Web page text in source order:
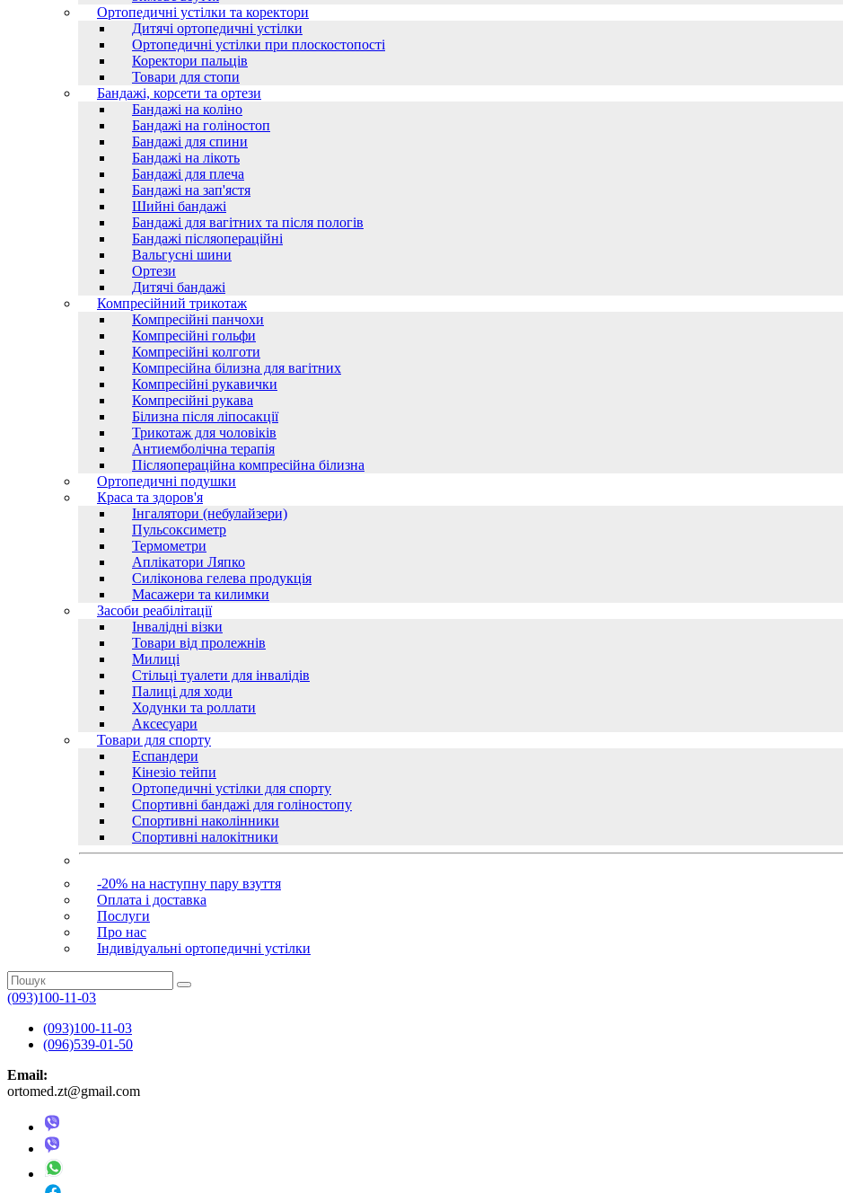
Ортопедичні устілки та коректори
Дитячі ортопедичні устілки
Ортопедичні устілки при плоскостопості
Коректори пальців
Товари для стопи
Бандажі, корсети та ортези
Бандажі на коліно
Бандажі на голіностоп
Бандажі для спини
Бандажі на лікоть
Бандажі для плеча
Бандажі на зап'ястя
Шийні бандажі
Бандажі для вагітних та після пологів
Бандажі післяопераційні
Вальгусні шини
Ортези
Дитячі бандажі
Компресійний трикотаж
Компресійні панчохи
Компресійні гольфи
Компресійні колготи
Компресійна білизна для вагітних
Компресійні рукавички
Компресійні рукава
Білизна після ліпосакції
Трикотаж для чоловіків
Антиемболічна терапія
Післяопераційна компресійна білизна
Ортопедичні подушки
Краса та здоров'я
Інгалятори (небулайзери)
Пульсоксиметр
Термометри
Аплікатори Ляпко
Силіконова гелева продукція
Масажери та килимки
Засоби реабілітації
Інвалідні візки
Товари від пролежнів
Милиці
Стільці туалети для інвалідів
Палиці для ходи
Ходунки та роллати
Аксесуари
Товари для спорту
Еспандери
Кінезіо тейпи
Ортопедичні устілки для спорту
Спортивні бандажі для голіностопу
Спортивні наколінники
Спортивні налокітники
-20% на наступну пару взуття
Оплата і доставка
Послуги
Про нас
Індивідуальні ортопедичні устілки
(093)100-11-03
(093)100-11-03
(096)539-01-50
Email:
ortomed.zt@gmail.com